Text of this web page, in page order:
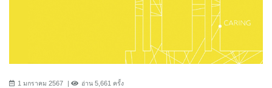
1 มกราคม 2567 อ่าน 5,661 ครั้ง